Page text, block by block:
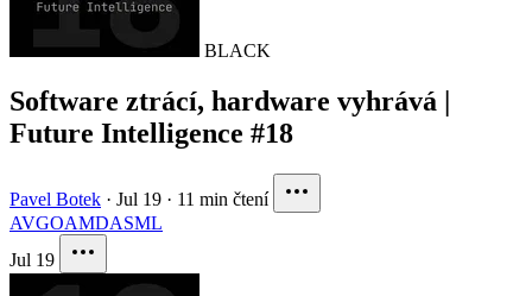
BLACK
Software ztrácí, hardware vyhrává |
Future Intelligence #18
Pavel Botek · Jul 19 · 11 min čtení
AVGOAMDASML
Jul 19